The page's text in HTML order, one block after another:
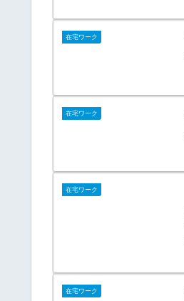
在宅ワーク
在宅ワーク
在宅ワーク
在宅ワーク